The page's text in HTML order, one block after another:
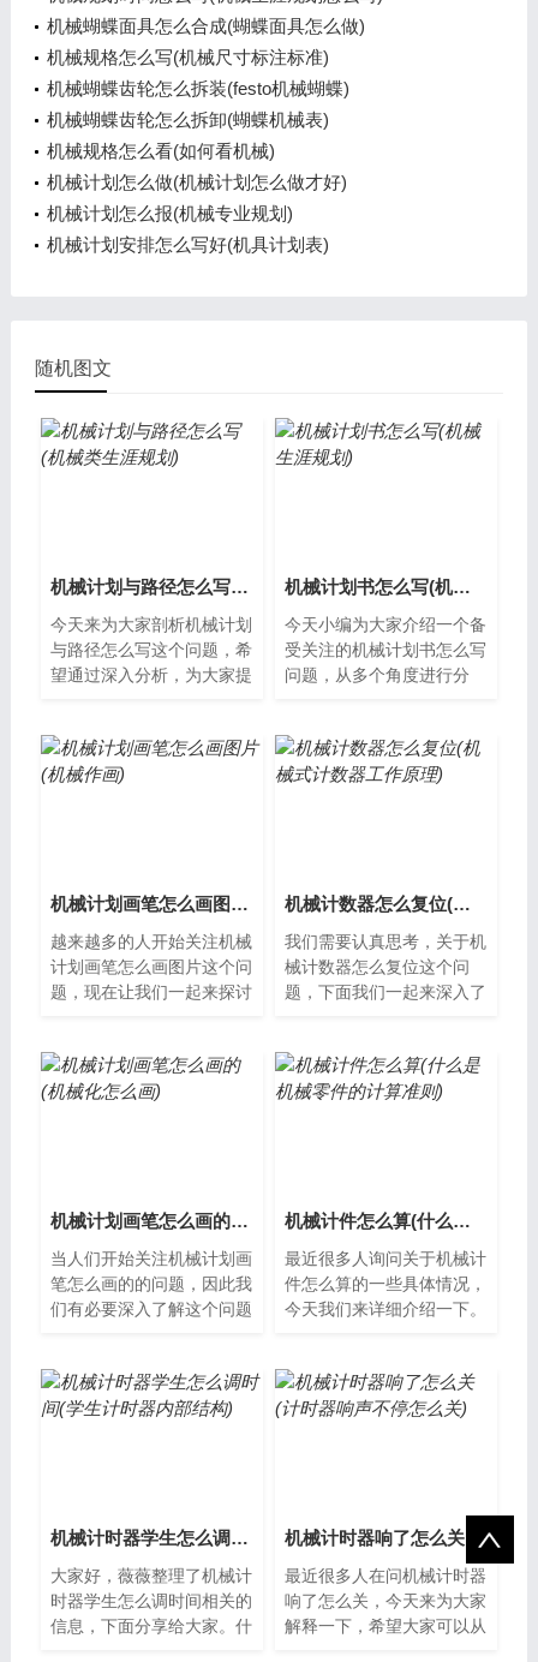
机械蝴蝶面具怎么合成(蝴蝶面具怎么做)
机械规格怎么写(机械尺寸标注标准)
机械蝴蝶齿轮怎么拆装(festo机械蝴蝶)
机械蝴蝶齿轮怎么拆卸(蝴蝶机械表)
机械规格怎么看(如何看机械)
机械计划怎么做(机械计划怎么做才好)
机械计划怎么报(机械专业规划)
机械计划安排怎么写好(机具计划表)
随机图文
机械计划与路径怎么写(机械类生涯规划)
今天来为大家剖析机械计划
与路径怎么写这个问题，希
望通过深入分析，为大家提
径是指在机...
机械计划书怎么写(机械生涯规划)
今天小编为大家介绍一个备
受关注的机械计划书怎么写
问题，从多个角度进行分
计划书是机械工...
机械计划画笔怎么画图片(机械作画)
越来越多的人开始关注机械
计划画笔怎么画图片这个问
题，现在让我们一起来探讨
种能够用来...
机械计数器怎么复位(机械式计数器工作原理)
我们需要认真思考，关于机
械计数器怎么复位这个问
题，下面我们一起来深入了
用于记录事件...
机械计划画笔怎么画的(机械化怎么画)
当人们开始关注机械计划画
笔怎么画的的问题，因此我
们有必要深入了解这个问题
有趣的游戏...
机械计件怎么算(什么是机械零件的计算准则)
最近很多人询问关于机械计
件怎么算的一些具体情况，
今天我们来详细介绍一下。
行计数或测...
机械计时器学生怎么调时间(学生计时器内部结构)
大家好，薇薇整理了机械计
时器学生怎么调时间相关的
信息，下面分享给大家。什
机械计时器响了怎么关(计时器响声不停怎么关)
最近很多人在问机械计时器
响了怎么关，今天来为大家
解释一下，希望大家可以从